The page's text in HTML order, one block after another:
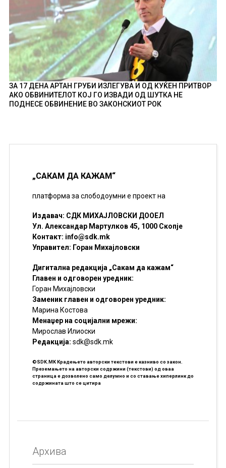
ЗА 17 ДЕНА АРТАН ГРУБИ ИЗЛЕГУВА И ОД КУЌЕН ПРИТВОР
АКО ОБВИНИТЕЛОТ КОЈ ГО ИЗВАДИ ОД ШУТКА НЕ
ПОДНЕСЕ ОБВИНЕНИЕ ВО ЗАКОНСКИОТ РОК
„САКАМ ДА КАЖАМ“
платформа за слободоумни е проект на
Издавач: СДК МИХАЈЛОВСКИ ДООЕЛ
Ул. Александар Мартулков 45, 1000 Скопје
Контакт: info@sdk.mk
Управител: Горан Михајловски
Дигитална редакција „Сакам да кажам“
Главен и одговорен уредник:
Горан Михајловски
Заменик главен и одговорен уредник:
Марина Костова
Менаџер на социјални мрежи:
Мирослав Илиоски
Редакцијa: sdk@sdk.mk
©SDK.MK Крадењето авторски текстови е казниво со закон.
Преземањето на авторски содржини (текстови) од оваа
страница е дозволено само делумно и со ставање хиперлинк до
содржината што се цитира
Архива